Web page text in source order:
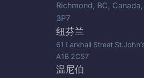
Richmond, BC,
3P7
纽芬兰
61 Larkhall Street
A1B 2C57
温尼伯